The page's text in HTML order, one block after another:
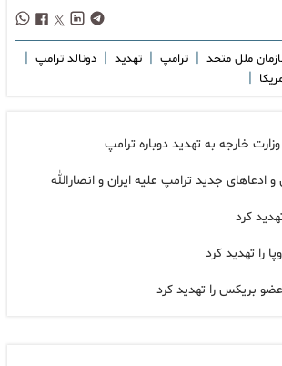
ملل متحد | ترامپ | تهدید | دونالد ترامپ |
|
خارجه به تهدید دوباره ترامپ
ادعاهای جدید ترامپ علیه ایران و انصارالله
کرد
را تهدید کرد
بریکس را تهدید کرد